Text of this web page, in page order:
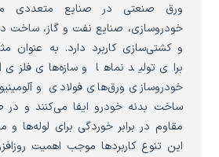
ورق صنعتی در صنایع متعددی
خودروسازی، صنایع نفت و گاز، ساخت
و کشتی‌سازی کاربرد دارد. به عنوان
برای تولید نماها و سازه‌های فلزی
خودروسازی ورق‌های فولادی و
ساخت بدنه خودرو ایفا می‌کنند و
مقاوم در برابر خوردگی برای لوله‌ها و
این تنوع کاربردها موجب اهمیت